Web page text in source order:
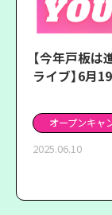
【今年戸板
ライブ】6月
オープンキャ
2025.06.10